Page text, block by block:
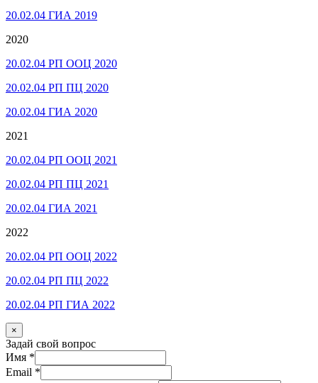
20.02.04 ГИА 2019
2020
20.02.04 РП ООЦ 2020
20.02.04 РП ПЦ 2020
20.02.04 ГИА 2020
2021
20.02.04 РП ООЦ 2021
20.02.04 РП ПЦ 2021
20.02.04 ГИА 2021
2022
20.02.04 РП ООЦ 2022
20.02.04 РП ПЦ 2022
20.02.04 РП ГИА 2022
×
Задай свой вопрос
Имя *
Email *